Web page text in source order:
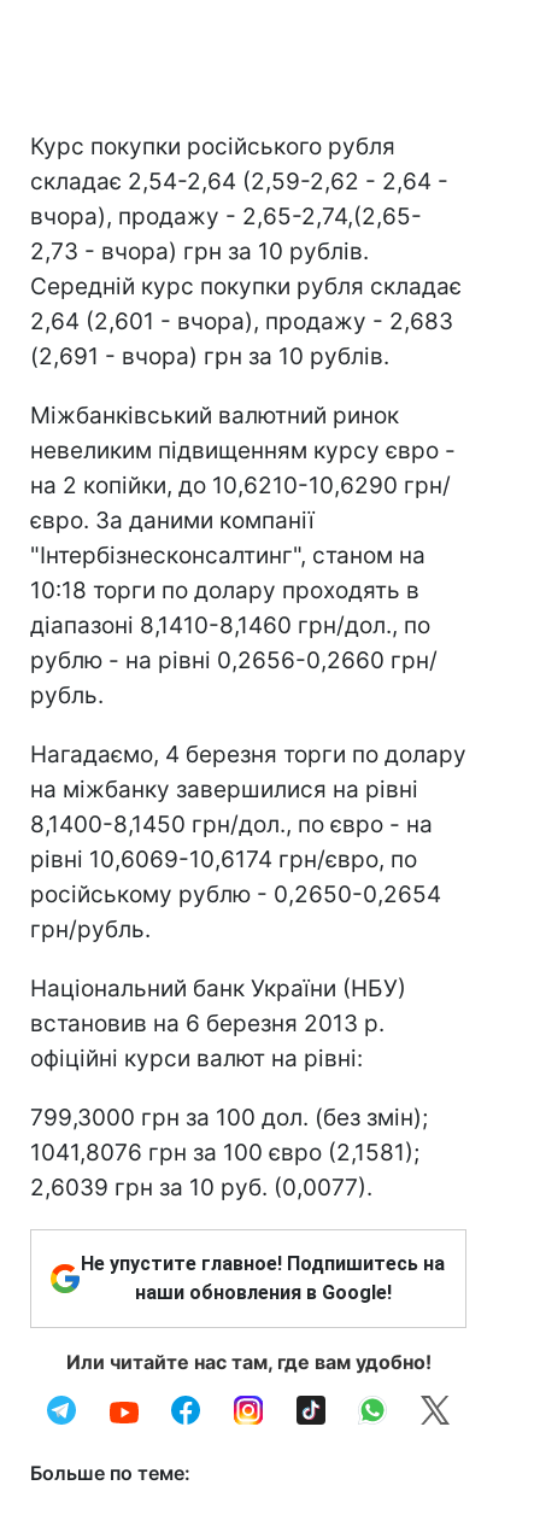
Курс покупки російського рубля
складає 2,54-2,64 (2,59-2,62 - 2,64 -
вчора), продажу - 2,65-2,74,(2,65-
2,73 - вчора) грн за 10 рублів.
Середній курс покупки рубля складає
2,64 (2,601 - вчора), продажу - 2,683
(2,691 - вчора) грн за 10 рублів.
Міжбанківський валютний ринок
невеликим підвищенням курсу євро -
на 2 копійки, до 10,6210-10,6290 грн/
євро. За даними компанії
"Інтербізнесконсалтинг", станом на
10:18 торги по долару проходять в
діапазоні 8,1410-8,1460 грн/дол., по
рублю - на рівні 0,2656-0,2660 грн/
рубль.
Нагадаємо, 4 березня торги по долару
на міжбанку завершилися на рівні
8,1400-8,1450 грн/дол., по євро - на
рівні 10,6069-10,6174 грн/євро, по
російському рублю - 0,2650-0,2654
грн/рубль.
Національний банк України (НБУ)
встановив на 6 березня 2013 р.
офіційні курси валют на рівні:
799,3000 грн за 100 дол. (без змін);
1041,8076 грн за 100 євро (2,1581);
2,6039 грн за 10 руб. (0,0077).
Не упустите главное! Подпишитесь на
наши обновления в Google!
Или читайте нас там, где вам удобно!
Больше по теме: